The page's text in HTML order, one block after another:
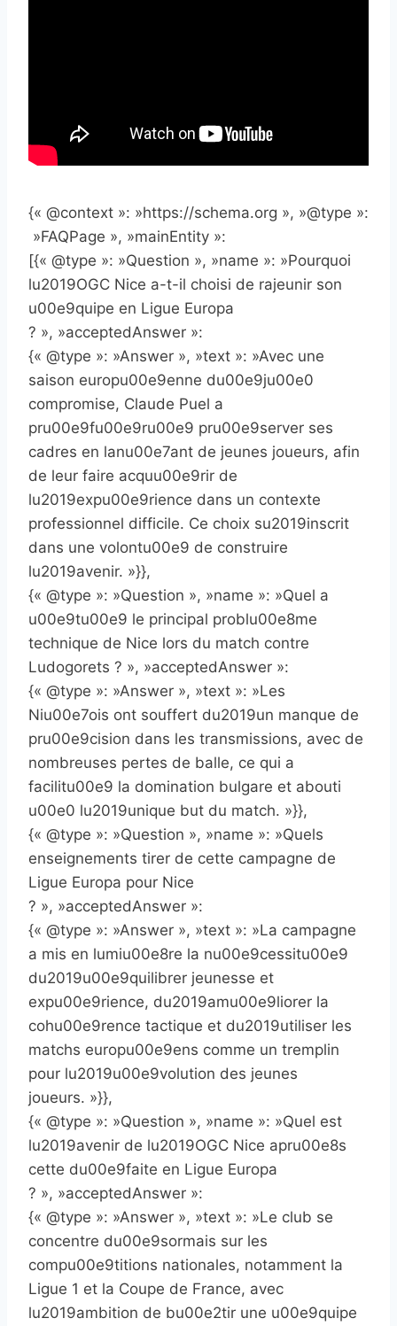
{« @context »: »https://schema.org », »@type »:
»FAQPage », »mainEntity »:
[{« @type »: »Question », »name »: »Pourquoi
lu2019OGC Nice a-t-il choisi de rajeunir son
u00e9quipe en Ligue Europa
? », »acceptedAnswer »:
{« @type »: »Answer », »text »: »Avec une
saison europu00e9enne du00e9ju00e0
compromise, Claude Puel a
pru00e9fu00e9ru00e9 pru00e9server ses
cadres en lanu00e7ant de jeunes joueurs, afin
de leur faire acquu00e9rir de
lu2019expu00e9rience dans un contexte
professionnel difficile. Ce choix su2019inscrit
dans une volontu00e9 de construire
lu2019avenir. »}},
{« @type »: »Question », »name »: »Quel a
u00e9tu00e9 le principal problu00e8me
technique de Nice lors du match contre
Ludogorets ? », »acceptedAnswer »:
{« @type »: »Answer », »text »: »Les
Niu00e7ois ont souffert du2019un manque de
pru00e9cision dans les transmissions, avec de
nombreuses pertes de balle, ce qui a
facilitu00e9 la domination bulgare et abouti
u00e0 lu2019unique but du match. »}},
{« @type »: »Question », »name »: »Quels
enseignements tirer de cette campagne de
Ligue Europa pour Nice
? », »acceptedAnswer »:
{« @type »: »Answer », »text »: »La campagne
a mis en lumiu00e8re la nu00e9cessitu00e9
du2019u00e9quilibrer jeunesse et
expu00e9rience, du2019amu00e9liorer la
cohu00e9rence tactique et du2019utiliser les
matchs europu00e9ens comme un tremplin
pour lu2019u00e9volution des jeunes
joueurs. »}},
{« @type »: »Question », »name »: »Quel est
lu2019avenir de lu2019OGC Nice apru00e8s
cette du00e9faite en Ligue Europa
? », »acceptedAnswer »:
{« @type »: »Answer », »text »: »Le club se
concentre du00e9sormais sur les
compu00e9titions nationales, notamment la
Ligue 1 et la Coupe de France, avec
lu2019ambition de bu00e2tir une u00e9quipe